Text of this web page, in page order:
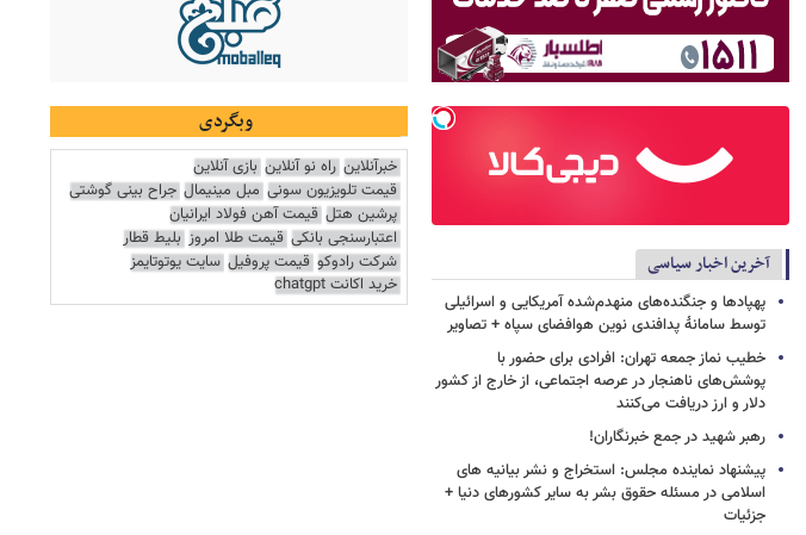
آخرین اخبار سیاسی
پهپادها و جنگنده‌های منهدم‌شده آمریکایی و اسرائیلی
توسط سامانۀ پدافندی نوین هوافضای سپاه + تصاویر
خطیب نماز جمعه تهران: افرادی برای حضور با
پوشش‌های ناهنجار در عرصه اجتماعی، از خارج از کشور
دلار و ارز دریافت می‌کنند
رهبر شهید در جمع خبرنگاران!
پیشنهاد نماینده مجلس: استخراج و نشر بیانیه های
اسلامی در مسئله حقوق بشر به سایر کشورهای دنیا +
جزئیات
وبگردی
خبرآنلاین راه نو آنلاین بازی آنلاین
قیمت تلویزیون سونی مبل مینیمال جراح بینی گوشتی
پرشین هتل قیمت آهن فولاد ایرانیان
اعتبارسنجی بانکی قیمت طلا امروز بلیط قطار
شرکت رادوکو قیمت پروفیل سایت یوتوتایمز
خرید اکانت chatgpt